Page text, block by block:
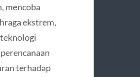
mencoba
ekstrem,
terhadap